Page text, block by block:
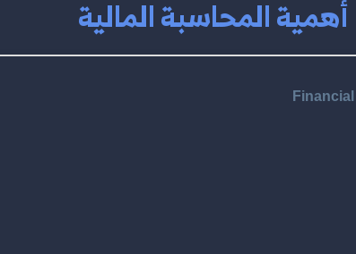
أهمية المحاسبة المالية